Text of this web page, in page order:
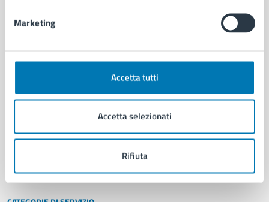
Marketing
Accetta tutti
Accetta selezionati
Rifiuta
AMMINISTRAZIONE
Organi di governo
Enti e fondazioni
Personale amministrativo
Intranet, posta aziendale e protocollo